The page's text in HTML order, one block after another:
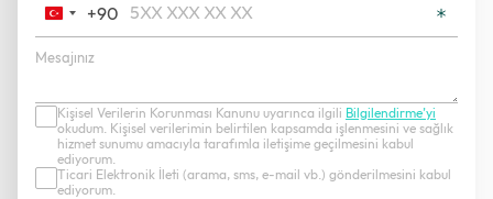
Turkey
+90
+90
Kişisel Verilerin Korunması Kanunu uyarınca ilgili Bilgilendirme’yi
okudum. Kişisel verilerimin belirtilen kapsamda işlenmesini ve sağlık
hizmet sunumu amacıyla tarafımla iletişime geçilmesini kabul
ediyorum.
Ticari Elektronik İleti (arama, sms, e-mail vb.) gönderilmesini kabul
ediyorum.